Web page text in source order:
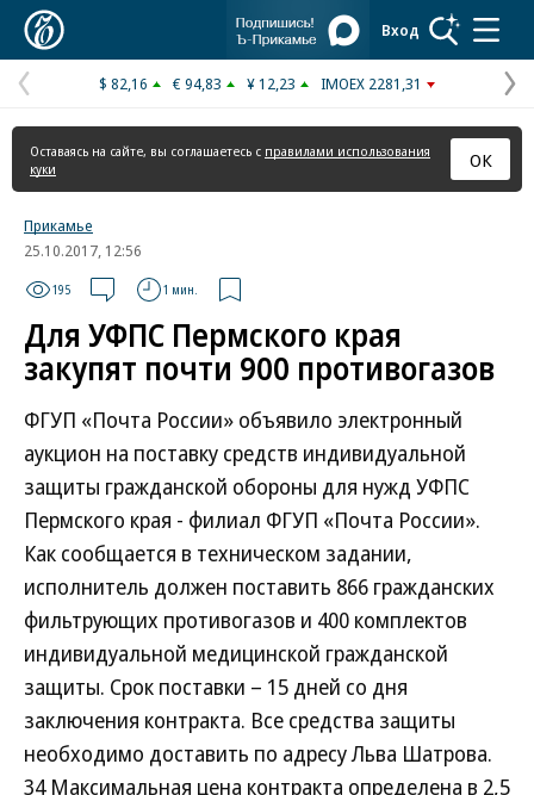
Вход
Предыдущая
страница
$ 82,16 € 94,83 ¥ 12,23 IMOEX 2281,31
Оставаясь на сайте, вы соглашаетесь с правилами использования
куки
ОК
Прикамье
25.10.2017, 12:56
195 1 мин.
Для УФПС Пермского края
закупят почти 900 противогазов
ФГУП «Почта России» объявило электронный
аукцион на поставку средств индивидуальной
защиты гражданской обороны для нужд УФПС
Пермского края - филиал ФГУП «Почта России».
Как сообщается в техническом задании,
исполнитель должен поставить 866 гражданских
фильтрующих противогазов и 400 комплектов
индивидуальной медицинской гражданской
защиты. Срок поставки – 15 дней со дня
заключения контракта. Все средства защиты
необходимо доставить по адресу Льва Шатрова.
34 Максимальная цена контракта определена в 2,5